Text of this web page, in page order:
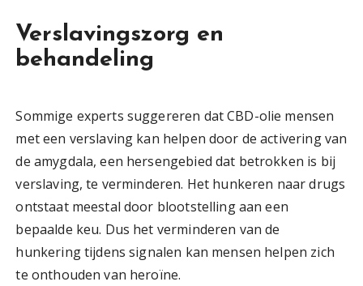
Verslavingszorg en
behandeling
Sommige experts suggereren dat CBD-olie mensen
met een verslaving kan helpen door de activering van
de amygdala, een hersengebied dat betrokken is bij
verslaving, te verminderen. Het hunkeren naar drugs
ontstaat meestal door blootstelling aan een
bepaalde keu. Dus het verminderen van de
hunkering tijdens signalen kan mensen helpen zich
te onthouden van heroïne.